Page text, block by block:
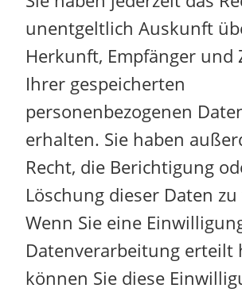
unentgeltlich Auskunft
Herkunft, Empfänger und
Ihrer gespeicherten
personenbezogenen
erhalten. Sie haben
Recht, die Berichtigung
Löschung dieser Daten
Wenn Sie eine
Datenverarbeitung erteilt
können Sie diese